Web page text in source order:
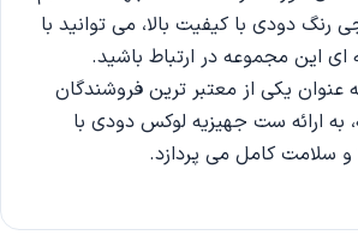
دودی با کیفیت بالا، می توانید با
ای این مجموعه در ارتباط باشید.
عنوان یکی از معتبر ترین فروشندگان
به ارائه ست جهیزیه لوکس دودی با
سلامت کامل می پردازد.